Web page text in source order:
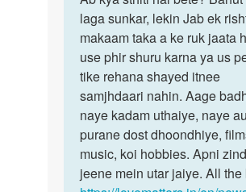
Hallo..
dear
frnd.
Meri
gf…
by
Yuraj
kya
sthiti
hai
bete?…
laga sunkar, lekin Jab ek
makaam taka a ke ruk jaata
use phir shuru karna ya us
tike rehana shayed itnee
samjhdaari nahin. Aage
naye kadam uthaiye, naye
purane dost dhoondhiye,
music, koi hobbies. Apni
jeene mein utar jaiye. All the